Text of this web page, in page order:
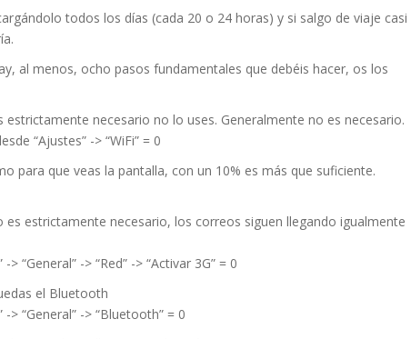
todos los días (cada 20 o 24 horas) y si salgo de viaje casi
al menos, ocho pasos fundamentales que debéis hacer, os los
estrictamente necesario no lo uses. Generalmente no es necesario.
“Ajustes” -> “WiFi” = 0
para que veas la pantalla, con un 10% es más que suficiente.
es estrictamente necesario, los correos siguen llegando igualmente
> “General” -> “Red” -> “Activar 3G” = 0
el Bluetooth
-> “General” -> “Bluetooth” = 0